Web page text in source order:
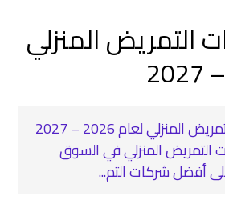
التمريض المنزلي
🏥أفضل شركات التمريض المنزلي لعام 2026 – 2027
المنزلي في السوق
أفضل شركات التم...